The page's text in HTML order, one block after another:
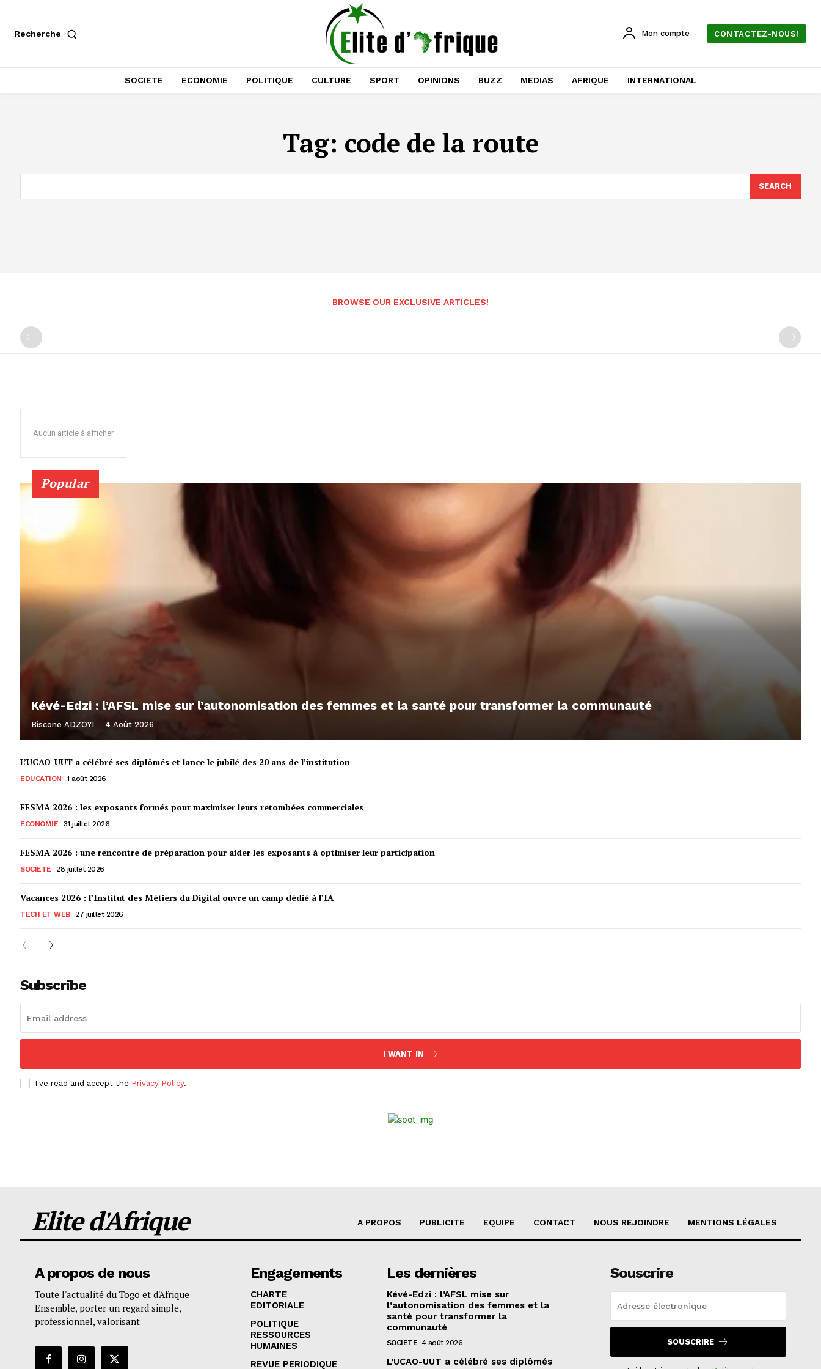
Recherche Mon compte CONTACTEZ-NOUS!
SOCIETE ECONOMIE POLITIQUE CULTURE SPORT OPINIONS BUZZ MEDIAS AFRIQUE INTERNATIONAL
Tag: code de la route
SEARCH
BROWSE OUR EXCLUSIVE ARTICLES!
Aucun article à afficher
Popular
Kévé-Edzi : l’AFSL mise sur l’autonomisation des femmes et la santé pour transformer la communauté
Biscone ADZOYI - 4 Août 2026
L’UCAO-UUT a célébré ses diplômés et lance le jubilé des 20 ans de l’institution
EDUCATION 1 août 2026
FESMA 2026 : les exposants formés pour maximiser leurs retombées commerciales
ECONOMIE 31 juillet 2026
FESMA 2026 : une rencontre de préparation pour aider les exposants à optimiser leur participation
SOCIETE 28 juillet 2026
Vacances 2026 : l’Institut des Métiers du Digital ouvre un camp dédié à l’IA
TECH ET WEB 27 juillet 2026
Subscribe
I WANT IN
I've read and accept the Privacy Policy.
Elite d'Afrique A PROPOS PUBLICITE EQUIPE CONTACT NOUS REJOINDRE MENTIONS LÉGALES
A propos de nous
Toute l'actualité du Togo et d'Afrique
Ensemble, porter un regard simple,
professionnel, valorisant
Engagements
CHARTE
EDITORIALE
POLITIQUE
RESSOURCES
HUMAINES
REVUE PERIODIQUE
Les dernières
Kévé-Edzi : l’AFSL mise sur
l’autonomisation des femmes et la
santé pour transformer la
communauté
SOCIETE 4 août 2026
L’UCAO-UUT a célébré ses diplômés
Souscrire
SOUSCRIRE